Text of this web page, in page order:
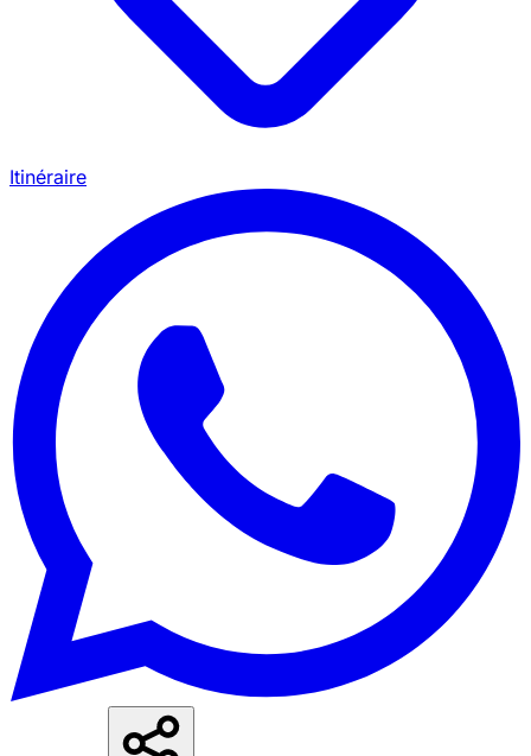
Itinéraire